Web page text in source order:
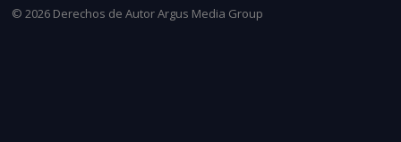
© 2026 Derechos de Autor Argus Media Group